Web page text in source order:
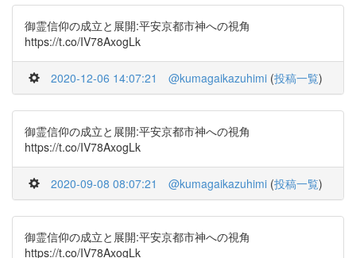
御霊信仰の成立と展開:平安京都市神への視角
https://t.co/IV78AxogLk
2020-12-06 14:07:21 @kumagaikazuhimi (投稿一覧)
御霊信仰の成立と展開:平安京都市神への視角
https://t.co/IV78AxogLk
2020-09-08 08:07:21 @kumagaikazuhimi (投稿一覧)
御霊信仰の成立と展開:平安京都市神への視角
https://t.co/IV78AxogLk